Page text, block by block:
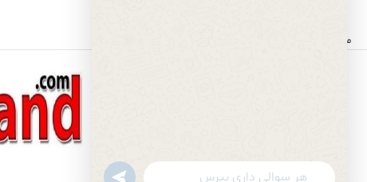
مجموعه ای کامل از لوازم لوله کشی و بهداشتی ساختمان
undefined